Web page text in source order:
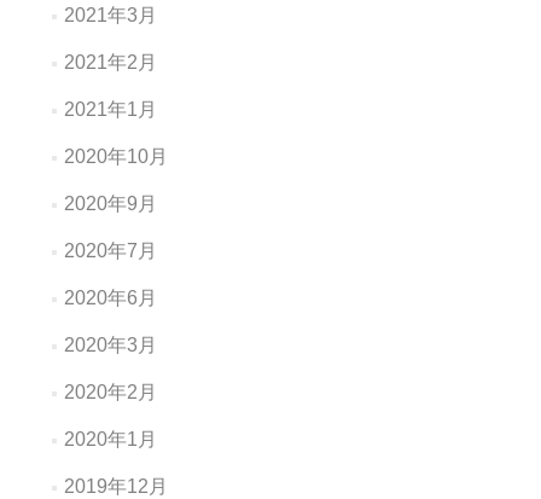
2021年3月
2021年2月
2021年1月
2020年10月
2020年9月
2020年7月
2020年6月
2020年3月
2020年2月
2020年1月
2019年12月